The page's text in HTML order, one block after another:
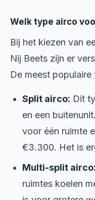
Welk type airco
Bij het kiezen van
Nij Beets zijn er
De meest populaire
Split airco: Dit
en een
voor één ruimte
€3.300. Het is
Multi-split airco:
ruimtes koelen